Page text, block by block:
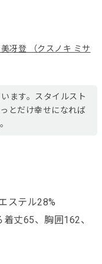
冴登 （クスノキ ミサ
ます。スタイルスト
とだけ幸せになれば
ステル28%
丈65、胸囲162、